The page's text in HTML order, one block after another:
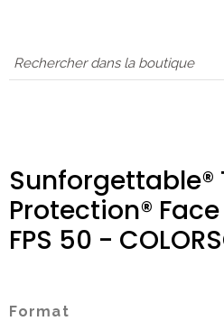
Sunforgettable®
Protection®
FPS 50 -
Format